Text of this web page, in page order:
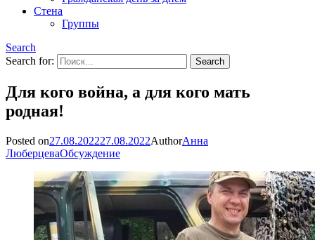
Стена
Группы
Search
Search for:
Для кого война, а для кого мать
родная!
Posted on27.08.202227.08.2022AuthorАнна
ЛюберцеваОбсуждение